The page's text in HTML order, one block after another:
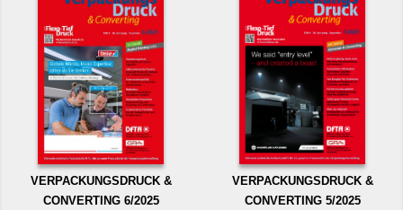
VERPACKUNGSDRUCK &
CONVERTING 6/2025
VERPACKUNGSDRUCK &
CONVERTING 5/2025